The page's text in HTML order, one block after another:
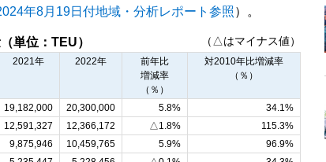
年8月19日付地域・分析レポート参照）。
単位：TEU） （△はマイナス値）
2021年 2022年
前年比
増減率
（％）
対2010年比増減率
（％）
19,182,000 20,300,000 5.8%
34.1%
12,591,327
12,366,172 △1.8%
115.3%
9,875,946
10,459,765 5.9%
96.9%